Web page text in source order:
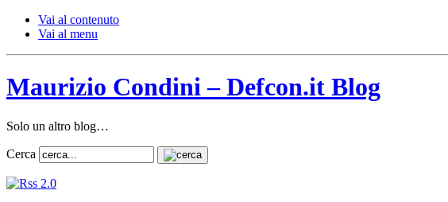
Vai al contenuto
Vai al menu
Maurizio Condini – Defcon.it Blog
Solo un altro blog…
Cerca